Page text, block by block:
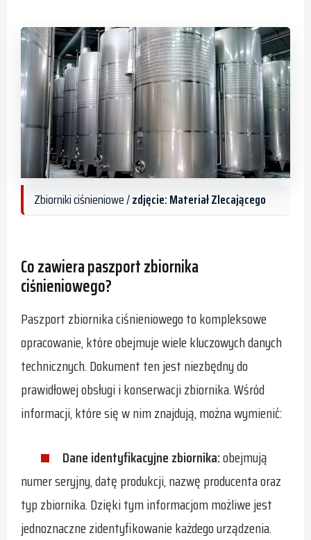
Zbiorniki ciśnieniowe /zdjęcie: Materiał Zlecającego
Co zawiera paszport zbiornika
ciśnieniowego?
Paszport zbiornika ciśnieniowego to kompleksowe
opracowanie, które obejmuje wiele kluczowych danych
technicznych. Dokument ten jest niezbędny do
prawidłowej obsługi i konserwacji zbiornika. Wśród
informacji, które się w nim znajdują, można wymienić:
Dane identyfikacyjne zbiornika:obejmują
numer seryjny, datę produkcji, nazwę producenta oraz
typ zbiornika. Dzięki tym informacjom możliwe jest
jednoznaczne zidentyfikowanie każdego urządzenia.